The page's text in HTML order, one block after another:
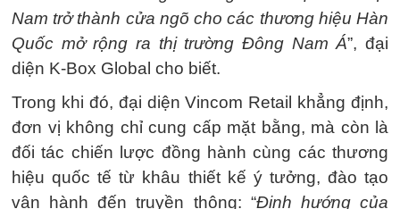
Nam trở thành cửa ngõ cho các thương hiệu Hàn
Quốc mở rộng ra thị trường Đông Nam Á”, đại
diện K-Box Global cho biết.
Trong khi đó, đại diện Vincom Retail khẳng định,
đơn vị không chỉ cung cấp mặt bằng, mà còn là
đối tác chiến lược đồng hành cùng các thương
hiệu quốc tế từ khâu thiết kế ý tưởng, đào tạo
vận hành đến truyền thông: “Định hướng của